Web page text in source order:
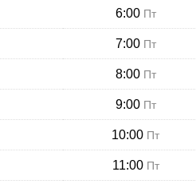
6:00 Пт
7:00 Пт
8:00 Пт
9:00 Пт
10:00 Пт
11:00 Пт